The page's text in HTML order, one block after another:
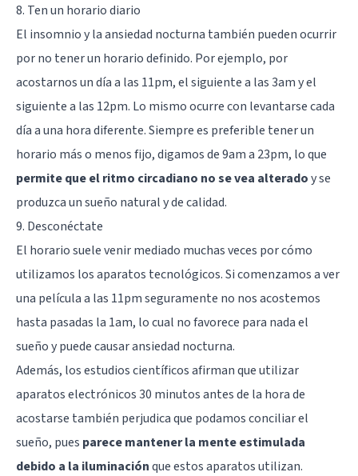
8. Ten un horario diario
El insomnio y la ansiedad nocturna también pueden ocurrir
por no tener un horario definido. Por ejemplo, por
acostarnos un día a las 11pm, el siguiente a las 3am y el
siguiente a las 12pm. Lo mismo ocurre con levantarse cada
día a una hora diferente. Siempre es preferible tener un
horario más o menos fijo, digamos de 9am a 23pm, lo que
permite que el ritmo circadiano no se vea alteradoy se
produzca un sueño natural y de calidad.
9. Desconéctate
El horario suele venir mediado muchas veces por cómo
utilizamos los aparatos tecnológicos. Si comenzamos a ver
una película a las 11pm seguramente no nos acostemos
hasta pasadas la 1am, lo cual no favorece para nada el
sueño y puede causar ansiedad nocturna.
Además, los estudios científicos afirman que utilizar
aparatos electrónicos 30 minutos antes de la hora de
acostarse también perjudica que podamos conciliar el
sueño, pues parece mantener la mente estimulada
debido a la iluminaciónque estos aparatos utilizan.